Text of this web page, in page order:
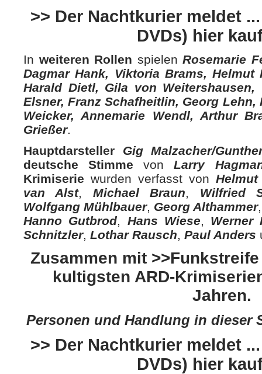
>> Der Nachtkurier meldet
DVDs) hier
In weiteren Rollen spielenRosemarie
Dagmar Hank, Viktoria Brams, Helmut
Harald Dietl, Gila von Weitershausen,
Elsner, Franz Schafheitlin, Georg Lehn,
Weicker, Annemarie Wendl, Arthur
Grießer.
Hauptdarsteller Gig Malzacher/
deutsche Stimme vonLarry
Krimiserie wurden verfasst von
van Alst, Michael Braun, Wilfried
Wolfgang Mühlbauer, Georg Althammer
Hanno Gutbrod, Hans Wiese, Werner
Schnitzler, Lothar Rausch, Paul Anders
Zusammen mit >>Funkstreife
kultigsten ARD-
Jahren.
Personen und Handlung in dieser
>> Der Nachtkurier meldet
DVDs) hier